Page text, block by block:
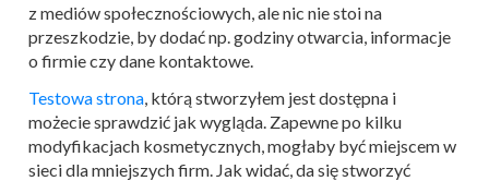
z mediów społecznościowych, ale nic nie stoi na
przeszkodzie, by dodać np. godziny otwarcia, informacje
o firmie czy dane kontaktowe.
Testowa strona, którą stworzyłem jest dostępna i
możecie sprawdzić jak wygląda. Zapewne po kilku
modyfikacjach kosmetycznych, mogłaby być miejscem w
sieci dla mniejszych firm. Jak widać, da się stworzyć